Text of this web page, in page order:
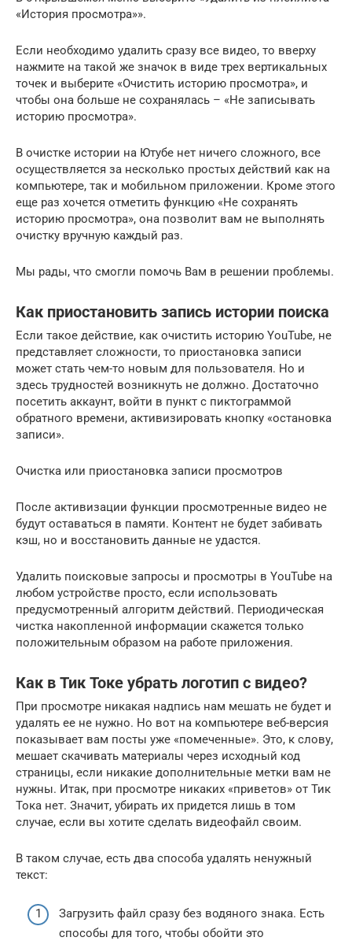
«История просмотра»».
Если необходимо удалить сразу все видео, то вверху
нажмите на такой же значок в виде трех вертикальных
точек и выберите «Очистить историю просмотра», и
чтобы она больше не сохранялась – «Не записывать
историю просмотра».
В очистке истории на Ютубе нет ничего сложного, все
осуществляется за несколько простых действий как на
компьютере, так и мобильном приложении. Кроме этого
еще раз хочется отметить функцию «Не сохранять
историю просмотра», она позволит вам не выполнять
очистку вручную каждый раз.
Мы рады, что смогли помочь Вам в решении проблемы.
Как приостановить запись истории поиска
Если такое действие, как очистить историю YouTube, не
представляет сложности, то приостановка записи
может стать чем-то новым для пользователя. Но и
здесь трудностей возникнуть не должно. Достаточно
посетить аккаунт, войти в пункт с пиктограммой
обратного времени, активизировать кнопку «остановка
записи».
Очистка или приостановка записи просмотров
После активизации функции просмотренные видео не
будут оставаться в памяти. Контент не будет забивать
кэш, но и восстановить данные не удастся.
Удалить поисковые запросы и просмотры в YouTube на
любом устройстве просто, если использовать
предусмотренный алгоритм действий. Периодическая
чистка накопленной информации скажется только
положительным образом на работе приложения.
Как в Тик Токе убрать логотип с видео?
При просмотре никакая надпись нам мешать не будет и
удалять ее не нужно. Но вот на компьютере веб-версия
показывает вам посты уже «помеченные». Это, к слову,
мешает скачивать материалы через исходный код
страницы, если никакие дополнительные метки вам не
нужны. Итак, при просмотре никаких «приветов» от Тик
Тока нет. Значит, убирать их придется лишь в том
случае, если вы хотите сделать видеофайл своим.
В таком случае, есть два способа удалять ненужный
текст:
Загрузить файл сразу без водяного знака. Есть
способы для того, чтобы обойти это